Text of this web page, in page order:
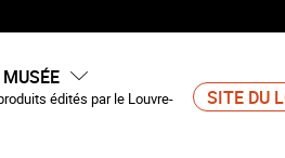
édités par le Louvre-
SITE DU